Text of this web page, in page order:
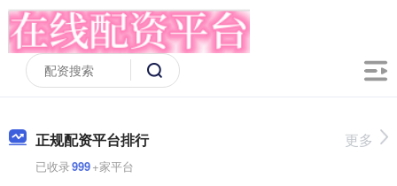
正规配资平台排行
已收录999+家平台
更多